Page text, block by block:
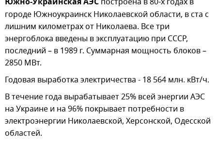
городе Южноукраинск Николаевской области, в ста с
лишним километрах от Николаева. Все три
энергоблока введены в эксплуатацию при СССР,
последний – в 1989 г. Суммарная мощность блоков –
2850 МВт.
Годовая выработка электричества - 18 564 млн. кВт/ч.
В течение года вырабатывает 25% всей энергии АЭС
на Украине и на 96% покрывает потребности в
электроэнергии Николаевской, Херсонской, Одесской
областей.